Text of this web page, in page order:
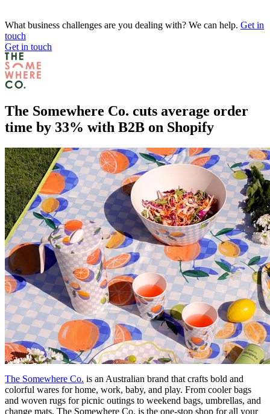
What business challenges are you dealing with? We can help. Get in
touch
Get in touch
The Somewhere Co. cuts average order
time by 33% with B2B on Shopify
The Somewhere Co. is an Australian brand that crafts bold and
colorful wares for home, work, baby, and play. From cooler bags
and woven rugs for picnic outings to weekend bags, umbrellas, and
change mats, The Somewhere Co. is the one-stop shop for all your